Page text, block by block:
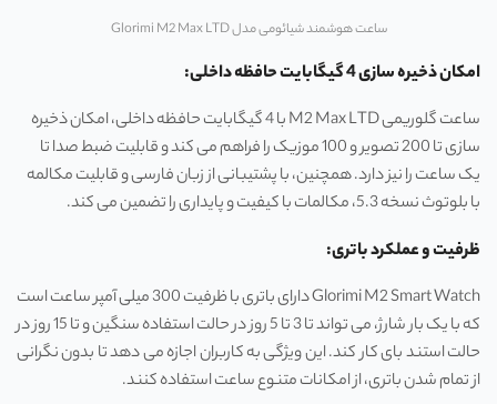
ساعت هوشمند شیائومی مدل Glorimi M2 Max LTD
امکان ذخیره‌ سازی 4 گیگابایت حافظه داخلی:
ساعت گلوریمی M2 Max LTD با 4 گیگابایت حافظه داخلی، امکان ذخیره
‌سازی تا 200 تصویر و 100 موزیک را فراهم می‌ کند و قابلیت ضبط صدا تا
یک ساعت را نیز دارد. همچنین، با پشتیبانی از زبان فارسی و قابلیت مکالمه
با بلوتوث نسخه 5.3، مکالمات با کیفیت و پایداری را تضمین می ‌کند.
ظرفیت و عملکرد باتری:
Glorimi M2 Smart Watch دارای باتری با ظرفیت 300 میلی‌ آمپر ساعت است
که با یک بار شارژ، می ‌تواند تا 3 تا 5 روز در حالت استفاده سنگین و تا 15 روز در
حالت استند بای کار کند. این ویژگی به کاربران اجازه می ‌دهد تا بدون نگرانی
از تمام شدن باتری، از امکانات متنوع ساعت استفاده کنند.